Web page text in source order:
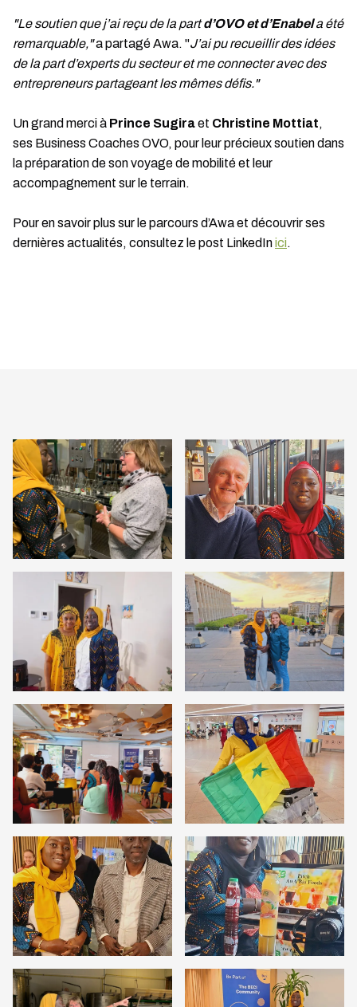
"Le soutien que j’ai reçu de la partd’OVO et d’Enabela été
remarquable,"a partagé Awa. "J’ai pu recueillir des idées
de la part d’experts du secteur et me connecter avec des
entrepreneurs partageant les mêmes défis."
Un grand merci à Prince Sugiraet Christine Mottiat,
ses Business Coaches OVO, pour leur précieux soutien dans
la préparation de son voyage de mobilité et leur
accompagnement sur le terrain.
Pour en savoir plus sur le parcours d’Awa et découvrir ses
dernières actualités, consultez le post LinkedInici.